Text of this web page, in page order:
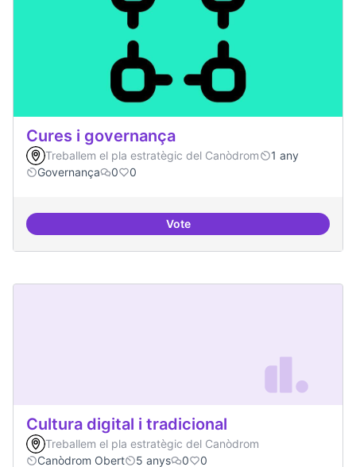
Cures i governança
Treballem el pla estratègic del Canòdrom
1 any
Governança
0 0
VoteCures i governança
Cultura digital i tradicional
Treballem el pla estratègic del Canòdrom
Canòdrom Obert
5 anys 0 0